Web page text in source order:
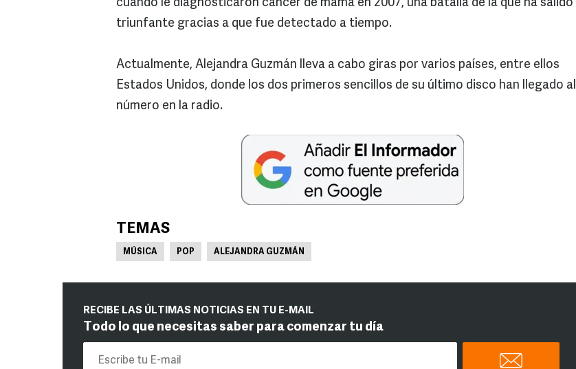
cuando le diagnosticaron cáncer de mama en 2007, una batalla de la que ha salido
triunfante gracias a que fue detectado a tiempo.
Actualmente, Alejandra Guzmán lleva a cabo giras por varios países, entre ellos
Estados Unidos, donde los dos primeros sencillos de su último disco han llegado al
número en la radio.
TEMAS
MÚSICA POP ALEJANDRA GUZMÁN
RECIBE LAS ÚLTIMAS NOTICIAS EN TU E-MAIL
Todo lo que necesitas saber para comenzar tu día